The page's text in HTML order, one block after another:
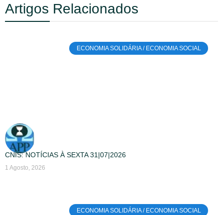
Artigos Relacionados
ECONOMIA SOLIDÁRIA / ECONOMIA SOCIAL
CNIS: NOTÍCIAS À SEXTA 31|07|2026
1 Agosto, 2026
ECONOMIA SOLIDÁRIA / ECONOMIA SOCIAL